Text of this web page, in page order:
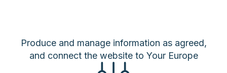
Produce and manage information as agreed,
and connect the website to Your Europe